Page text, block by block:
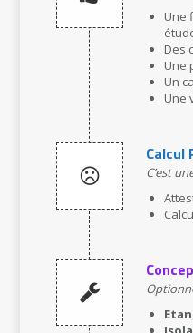
Une
Des
Une
Un
Une
Calcul
C’est